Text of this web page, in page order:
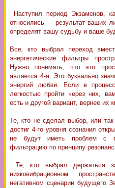
Наступил период Экзаменов,
относились — результат ваших
определят вашу судьбу и ваше
Все, кто выбрал переход
энергетические фильтры
Нужно понимать, что это
является 4-я. Это буквально
энергий любви. Если в
легкостью пройти через них,
есть и другой вариант, вернее их
Те, кто не сделал выбор, или
достиг 4-го уровня сознания
не будут иметь проблем с
фильтрацию по принципу
Те, кто выбрал держаться
низковибрационном
негативном сценарии будущего